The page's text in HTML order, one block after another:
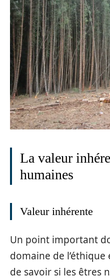
La valeur
humaines
Valeur inhérente
Un point important
domaine de
de savoir si les êtres